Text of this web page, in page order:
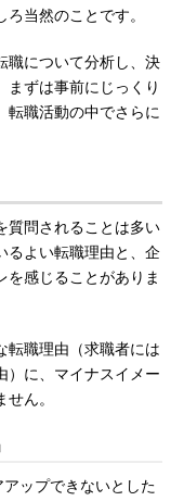
当然のことです。
職について分析し、決
まずは事前にじっくり
転職活動の中でさらに
質問されることは多い
るよい転職理由と、企
を感じることがありま
職理由（求職者には
）に、マイナスイメー
ん。
ップできないとした